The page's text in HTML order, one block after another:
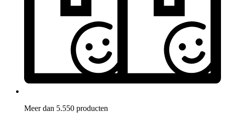
Meer dan 5.550 producten